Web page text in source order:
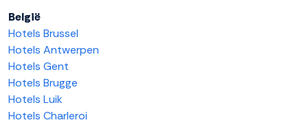
België
Hotels Brussel
Hotels Antwerpen
Hotels Gent
Hotels Brugge
Hotels Luik
Hotels Charleroi